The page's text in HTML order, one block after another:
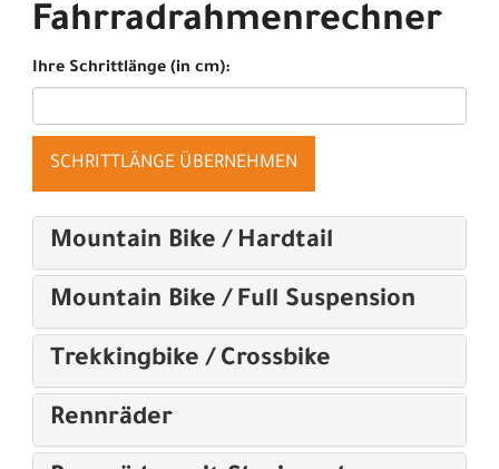
Fahrradrahmenrechner
Ihre Schrittlänge (in cm):
SCHRITTLÄNGE ÜBERNEHMEN
Mountain Bike / Hardtail
Mountain Bike / Full Suspension
Trekkingbike / Crossbike
Rennräder